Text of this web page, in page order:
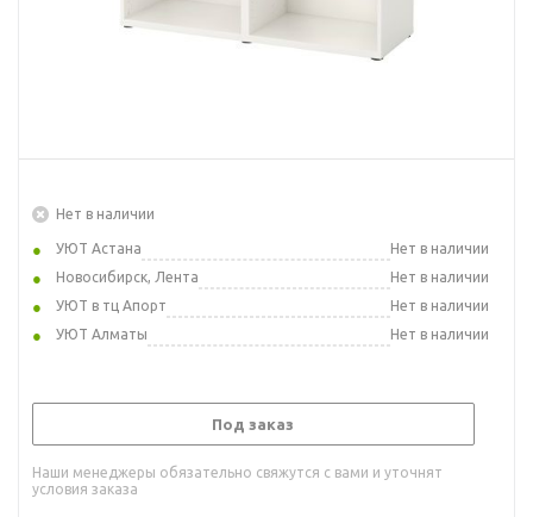
Нет в наличии
УЮТ Астана
Нет в наличии
Новосибирск, Лента
Нет в наличии
УЮТ в тц Апорт
Нет в наличии
УЮТ Алматы
Нет в наличии
Под заказ
Наши менеджеры обязательно свяжутся с вами и уточнят
условия заказа